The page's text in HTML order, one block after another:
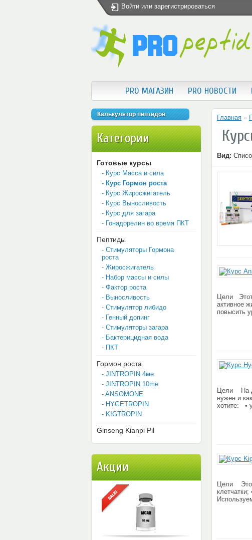
Войти или зарегистрироваться
PRO МАГАЗИН PRO НОВОСТИ
Калькулятор пептидов
Категории
Готовые курсы
- Курс Масса и сила
- Курс Гормон роста
- Курс Жиросжигатель
- Курс Выносливость
- Курс для загара
- Гонадорелин во время ПКТ
Пептиды
- Стимуляторы Гормона
роста
- Жиросжигатель
- Набор массы и силы
- Фактор роста
- Выносливость
- Стимулятор либидо
- Генный допинг
- Стимуляторы загара
- Бактерицидная вода
- ПКТ
Гормон роста
- JINTROPIN 4мe
- JINTROPIN 10me
- ANSOMONE
- HYGETROPIN
- KIGTROPIN
Ginseng Kianpi Pil
Акции
Главная »
Вид:
Цели Этот
активное
повысить
Цели На
нужен и
хотите: •
Цели Этот